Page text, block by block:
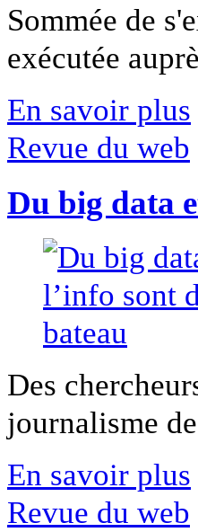
Sommée de
exécutée
En savoir plus
Revue du web
Du big data
Des
journalisme
En savoir plus
Revue du web